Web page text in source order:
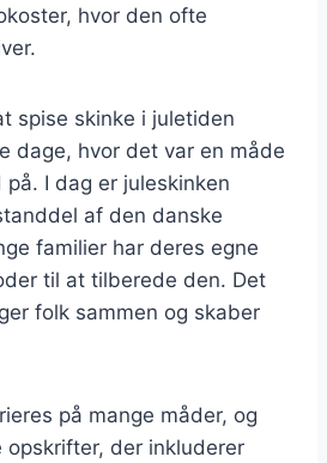
hvor den ofte
spise skinke i juletiden
dage, hvor det var en måde
I dag er juleskinken
af den danske
familier har deres egne
til at tilberede den. Det
folk sammen og skaber
på mange måder, og
der inkluderer